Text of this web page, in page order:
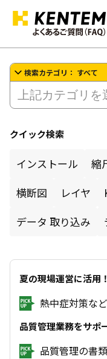
すべて
夏の現場運営に活用
熱中症対策な
品質管理業務をサポ
品質管理の書
クイック検索
インストール 縮
横断図
レイヤ
データ 取り込み